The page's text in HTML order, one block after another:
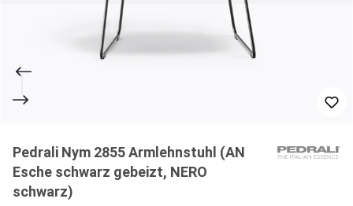
Pedrali Nym 2855 Armlehnstuhl (AN
Esche schwarz gebeizt, NERO
schwarz)